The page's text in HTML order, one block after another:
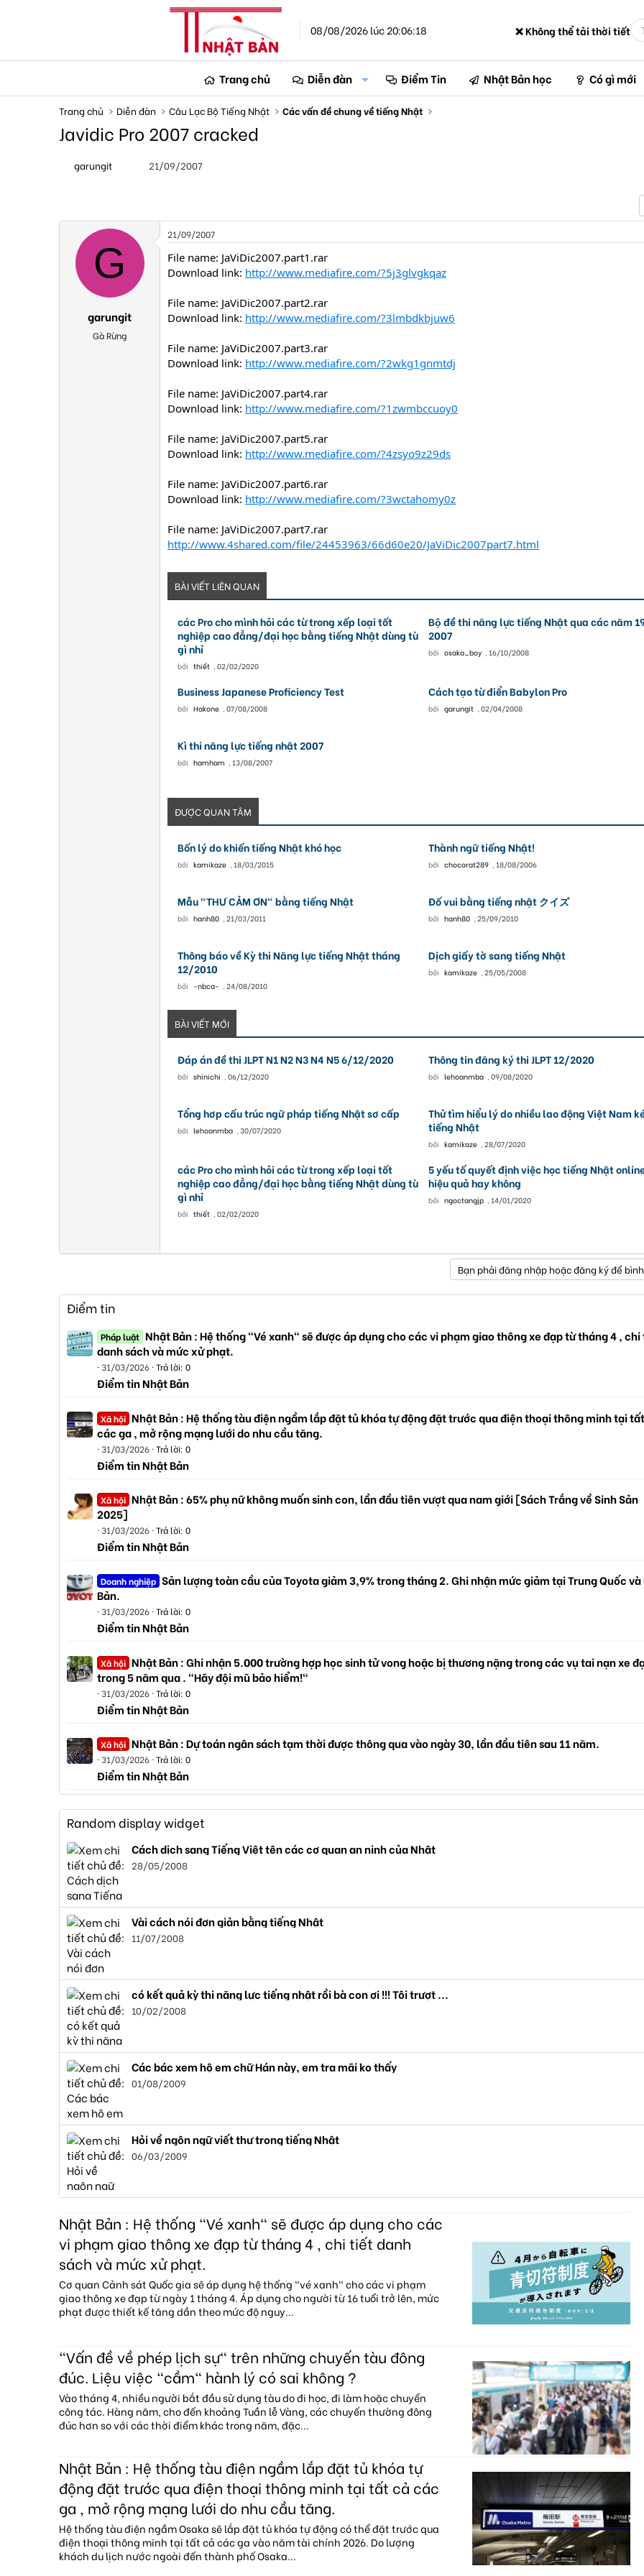
08/08/2026 lúc 20:06:18 ❌ Không thể tải thời tiết
Trang chủ Diễn đàn Điểm Tin Nhật Bản học Có gì mới
Trang chủ Diễn đàn Câu Lạc Bộ Tiếng Nhật Các vấn đề chung về tiếng Nhật
Javidic Pro 2007 cracked
h
d
garungit
ử
21/09/2007
G
garungit
Gà Rừng
21/09/2007
File name: JaViDic2007.part1.rar
Download link: http://www.mediafire.com/?5j3glvgkqaz
File name: JaViDic2007.part2.rar
Download link: http://www.mediafire.com/?3lmbdkbjuw6
File name: JaViDic2007.part3.rar
Download link: http://www.mediafire.com/?2wkg1gnmtdj
File name: JaViDic2007.part4.rar
Download link: http://www.mediafire.com/?1zwmbccuoy0
File name: JaViDic2007.part5.rar
Download link: http://www.mediafire.com/?4zsyo9z29ds
File name: JaViDic2007.part6.rar
Download link: http://www.mediafire.com/?3wctahomy0z
File name: JaViDic2007.part7.rar
http://www.4shared.com/file/24453963/66d60e20/JaViDic2007part7.html
BÀI VIẾT LIÊN QUAN
các Pro cho mình hỏi các từ trong xếp loại tốt
nghiệp cao đẳng/đại học bằng tiếng Nhật dùng từ
gì nhỉ
bởi thiết , 02/02/2020
Bộ đề thi năng lực tiếng Nhật qua các năm
2007
bởi osaka_boy , 16/10/2008
Business Japanese Proficiency Test
bởi Hakone , 07/08/2008
Cách tạo từ điển Babylon Pro
bởi garungit , 02/04/2008
Kì thi năng lực tiếng nhật 2007
bởi hamham , 13/08/2007
ĐƯỢC QUAN TÂM
Bốn lý do khiến tiếng Nhật khó học
bởi kamikaze , 18/03/2015
Thành ngữ tiếng Nhật!
bởi chocorat289 , 18/08/2006
Mẫu "THƯ CẢM ƠN" bằng tiếng Nhật
bởi hanh80 , 21/03/2011
Đố vui bằng tiếng nhật クイズ
bởi hanh80 , 25/09/2010
Thông báo về Kỳ thi Năng lực tiếng Nhật tháng
12/2010
bởi -nbca- , 24/08/2010
Dịch giấy tờ sang tiếng Nhật
bởi kamikaze , 25/05/2008
BÀI VIẾT MỚI
Đáp án đề thi JLPT N1 N2 N3 N4 N5 6/12/2020
bởi shinichi , 06/12/2020
Thông tin đăng ký thi JLPT 12/2020
bởi lehoanmba , 09/08/2020
Tổng hơp cấu trúc ngữ pháp tiếng Nhật sơ cấp
bởi lehoanmba , 30/07/2020
Thử tìm hiểu lý do nhiều lao động Việt Nam
tiếng Nhật
bởi kamikaze , 28/07/2020
các Pro cho mình hỏi các từ trong xếp loại tốt
nghiệp cao đẳng/đại học bằng tiếng Nhật dùng từ
gì nhỉ
bởi thiết , 02/02/2020
5 yếu tố quyết định việc học tiếng Nhật
hiệu quả hay không
bởi ngoctangjp , 14/01/2020
Bạn phải đăng nhập hoặc đăng ký để
Điểm tin
Pháp luật Nhật Bản : Hệ thống "Vé xanh" sẽ được áp dụng cho các vi phạm giao thông xe đạp từ tháng 4 ,
danh sách và mức xử phạt.
31/03/2026 Trả lời: 0
Điểm tin Nhật Bản
Xã hội Nhật Bản : Hệ thống tàu điện ngầm lắp đặt tủ khóa tự động đặt trước qua điện thoại thông minh tại
các ga , mở rộng mạng lưới do nhu cầu tăng.
31/03/2026 Trả lời: 0
Điểm tin Nhật Bản
Xã hội Nhật Bản : 65% phụ nữ không muốn sinh con, lần đầu tiên vượt qua nam giới [Sách Trắng về Sinh Sản
2025]
31/03/2026 Trả lời: 0
Điểm tin Nhật Bản
Doanh nghiệp Sản lượng toàn cầu của Toyota giảm 3,9% trong tháng 2. Ghi nhận mức giảm tại Trung Quốc
Bản.
31/03/2026 Trả lời: 0
Điểm tin Nhật Bản
Xã hội Nhật Bản : Ghi nhận 5.000 trường hợp học sinh tử vong hoặc bị thương nặng trong các vụ tai nạn xe
trong 5 năm qua . "Hãy đội mũ bảo hiểm!"
31/03/2026 Trả lời: 0
Điểm tin Nhật Bản
Xã hội Nhật Bản : Dự toán ngân sách tạm thời được thông qua vào ngày 30, lần đầu tiên sau 11 năm.
31/03/2026 Trả lời: 0
Điểm tin Nhật Bản
Random display widget
Cách dịch sang Tiếng Việt tên các cơ quan an ninh của Nhật
28/05/2008
Vài cách nói đơn giản bằng tiếng Nhật
11/07/2008
có kết quả kỳ thi năng lực tiếng nhật rồi bà con ơi !!! Tôi trượt ...
10/02/2008
Các bác xem hộ em chữ Hán này, em tra mãi ko thấy
01/08/2009
Hỏi về ngôn ngữ viết thư trong tiếng Nhật
06/03/2009
Nhật Bản : Hệ thống "Vé xanh" sẽ được áp dụng cho các
vi phạm giao thông xe đạp từ tháng 4 , chi tiết danh
sách và mức xử phạt.
Cơ quan Cảnh sát Quốc gia sẽ áp dụng hệ thống "vé xanh" cho các vi phạm
giao thông xe đạp từ ngày 1 tháng 4. Áp dụng cho người từ 16 tuổi trở lên, mức
phạt được thiết kế tăng dần theo mức độ nguy...
"Vấn đề về phép lịch sự" trên những chuyến tàu đông
đúc. Liệu việc "cầm" hành lý có sai không ?
Vào tháng 4, nhiều người bắt đầu sử dụng tàu do đi học, đi làm hoặc chuyển
công tác. Hàng năm, cho đến khoảng Tuần lễ Vàng, các chuyến thường đông
đúc hơn so với các thời điểm khác trong năm, đặc...
Nhật Bản : Hệ thống tàu điện ngầm lắp đặt tủ khóa tự
động đặt trước qua điện thoại thông minh tại tất cả các
ga , mở rộng mạng lưới do nhu cầu tăng.
Hệ thống tàu điện ngầm Osaka sẽ lắp đặt tủ khóa tự động có thể đặt trước qua
điện thoại thông minh tại tất cả các ga vào năm tài chính 2026. Do lượng
khách du lịch nước ngoài đến thành phố Osaka...